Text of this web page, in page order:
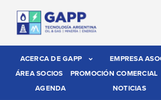
ACERCA DE GAPP EMPRESA
ÁREA SOCIOS
PROMOCIÓN COMERCIAL
AGENDA
NOTICIAS